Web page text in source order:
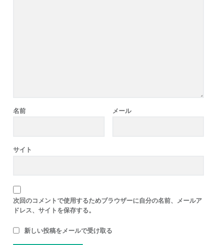
名前 メール
サイト
次回のコメントで使用するためブラウザーに自分の名前、メールア
ドレス、サイトを保存する。
新しい投稿をメールで受け取る